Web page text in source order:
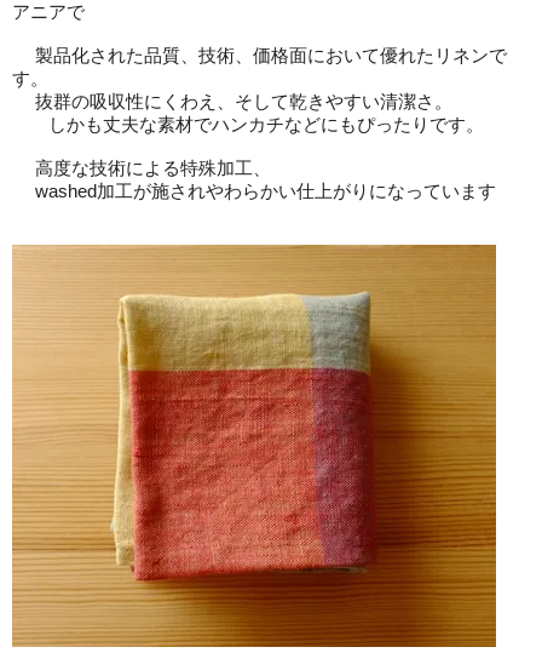
アニアで
製品化された品質、技術、価格面において優れたリネンで
す。
抜群の吸収性にくわえ、そして乾きやすい清潔さ。
しかも丈夫な素材でハンカチなどにもぴったりです。
高度な技術による特殊加工、
washed加工が施されやわらかい仕上がりになっています